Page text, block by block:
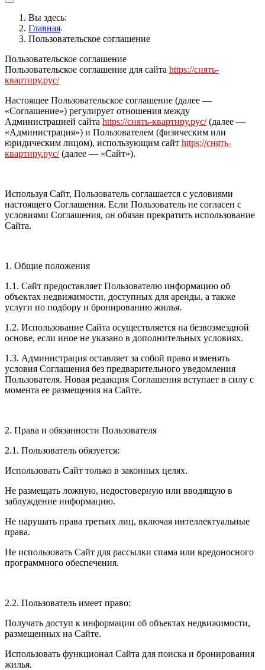
Вы здесь:
Главная
Пользовательское соглашение
Пользовательское соглашение
Пользовательское соглашение для сайта https://снять-
квартиру.рус/
Настоящее Пользовательское соглашение (далее —
«Соглашение») регулирует отношения между
Администрацией сайта https://снять-квартиру.рус/(далее —
«Администрация») и Пользователем (физическим или
юридическим лицом), использующим сайт https://снять-
квартиру.рус/(далее — «Сайт»).
Используя Сайт, Пользователь соглашается с условиями
настоящего Соглашения. Если Пользователь не согласен с
условиями Соглашения, он обязан прекратить использование
Сайта.
1. Общие положения
1.1. Сайт предоставляет Пользователю информацию об
объектах недвижимости, доступных для аренды, а также
услуги по подбору и бронированию жилья.
1.2. Использование Сайта осуществляется на безвозмездной
основе, если иное не указано в дополнительных условиях.
1.3. Администрация оставляет за собой право изменять
условия Соглашения без предварительного уведомления
Пользователя. Новая редакция Соглашения вступает в силу с
момента ее размещения на Сайте.
2. Права и обязанности Пользователя
2.1. Пользователь обязуется:
Использовать Сайт только в законных целях.
Не размещать ложную, недостоверную или вводящую в
заблуждение информацию.
Не нарушать права третьих лиц, включая интеллектуальные
права.
Не использовать Сайт для рассылки спама или вредоносного
программного обеспечения.
2.2. Пользователь имеет право:
Получать доступ к информации об объектах недвижимости,
размещенных на Сайте.
Использовать функционал Сайта для поиска и бронирования
жилья.